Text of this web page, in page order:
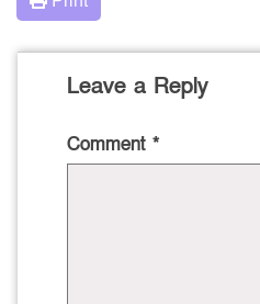
Leave a Reply
Comment *